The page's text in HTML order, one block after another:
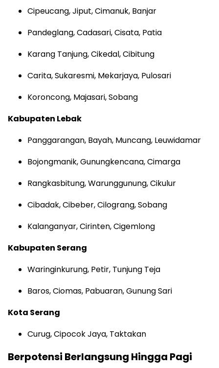
Cipeucang, Jiput, Cimanuk, Banjar
Pandeglang, Cadasari, Cisata, Patia
Karang Tanjung, Cikedal, Cibitung
Carita, Sukaresmi, Mekarjaya, Pulosari
Koroncong, Majasari, Sobang
Kabupaten Lebak
Panggarangan, Bayah, Muncang, Leuwidamar
Bojongmanik, Gunungkencana, Cimarga
Rangkasbitung, Warunggunung, Cikulur
Cibadak, Cibeber, Cilograng, Sobang
Kalanganyar, Cirinten, Cigemlong
Kabupaten Serang
Waringinkurung, Petir, Tunjung Teja
Baros, Ciomas, Pabuaran, Gunung Sari
Kota Serang
Curug, Cipocok Jaya, Taktakan
Berpotensi Berlangsung Hingga Pagi